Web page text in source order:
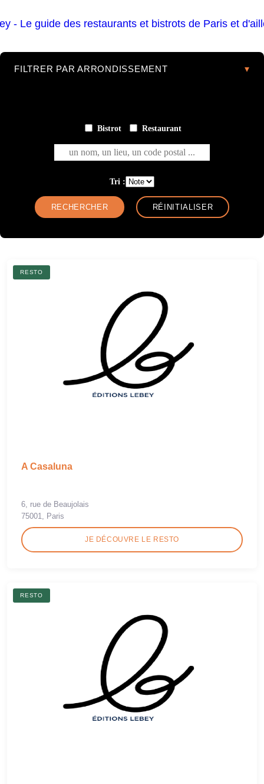
FILTRER PAR ARRONDISSEMENT
Bistrot Restaurant
un nom, un lieu, un code postal ...
Tri :
RESTO
A Casaluna
6, rue de Beaujolais
75001, Paris
JE DÉCOUVRE LE RESTO
RESTO